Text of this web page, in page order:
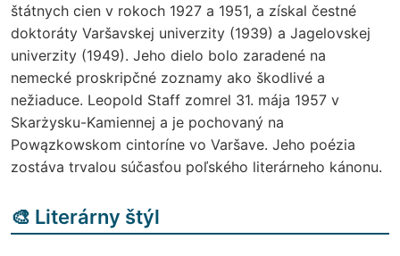
štátnych cien v rokoch 1927 a 1951, a získal čestné
doktoráty Varšavskej univerzity (1939) a Jagelovskej
univerzity (1949). Jeho dielo bolo zaradené na
nemecké proskripčné zoznamy ako škodlivé a
nežiaduce. Leopold Staff zomrel 31. mája 1957 v
Skarżysku-Kamiennej a je pochovaný na
Powązkowskom cintoríne vo Varšave. Jeho poézia
zostáva trvalou súčasťou poľského literárneho kánonu.
🎨 Literárny štýl